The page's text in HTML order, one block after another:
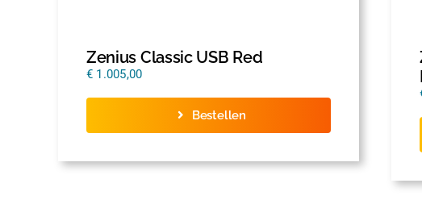
Zenius Classic USB Red
€ 1.005,00
Bestellen